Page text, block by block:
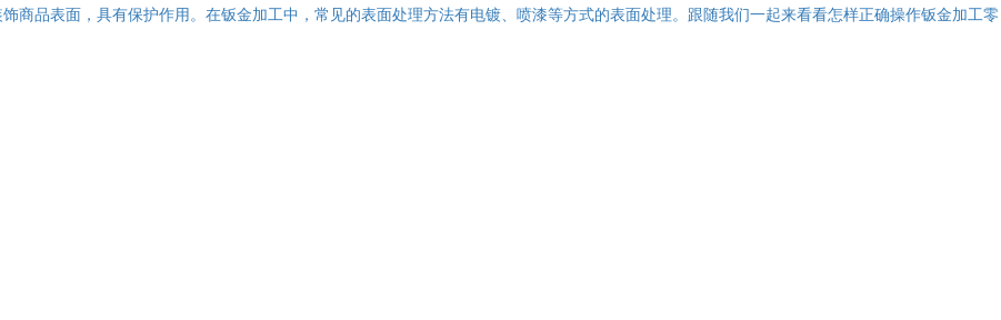
商品表面，具有保护作用。在钣金加工中，常见的表面处理方法有电镀、喷漆等方式的表面处理。跟随我们一起来看看怎样正确操作钣金加工零